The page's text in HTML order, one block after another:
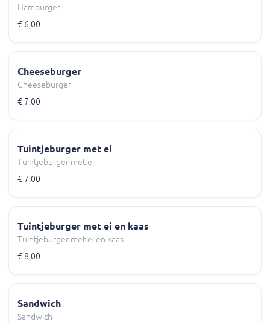
Hamburger
€ 6,00
Cheeseburger
Cheeseburger
€ 7,00
Tuintjeburger met ei
Tuintjeburger met ei
€ 7,00
Tuintjeburger met ei en kaas
Tuintjeburger met ei en kaas
€ 8,00
Sandwich
Sandwich